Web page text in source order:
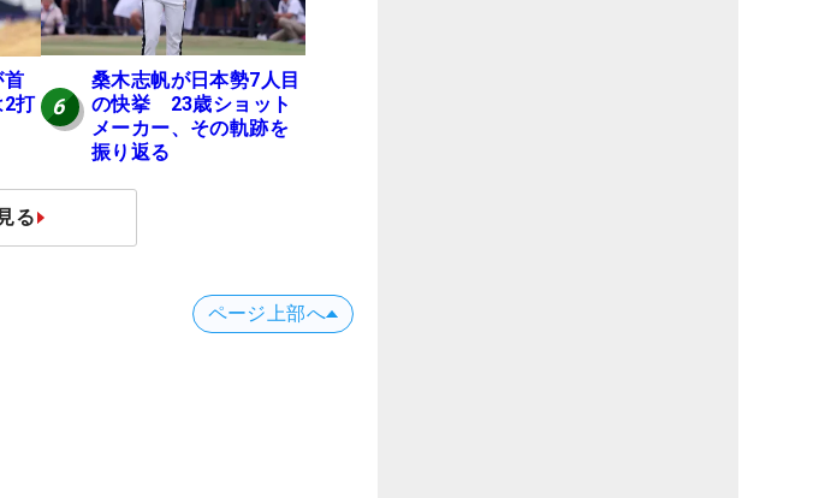
首
打
6
桑木志帆が日本勢7人目
の快挙 23歳ショット
メーカー、その軌跡を
振り返る
る
ページ上部へ